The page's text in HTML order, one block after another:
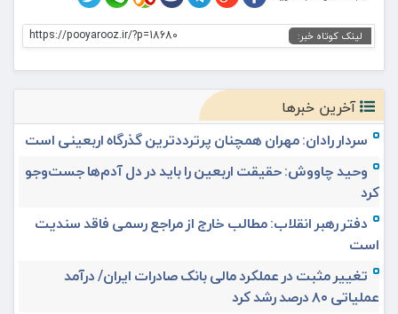
لینک کوتاه خبر: https://pooyarooz.ir/?p=18680
آخرین خبرها
سردار رادان: مهران همچنان پرترددترین گذرگاه اربعینی است
وحید چاووش: حقیقت اربعین را باید در دل آدم‌ها جست‌وجو
کرد
دفتر رهبر انقلاب: مطالب خارج از مراجع رسمی فاقد سندیت
است
تغییر مثبت در عملکرد مالی بانک صادرات ایران/ درآمد
عملیاتی ۸۰ درصد رشد کرد